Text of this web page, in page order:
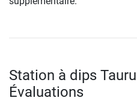
Station à dips
Évaluations